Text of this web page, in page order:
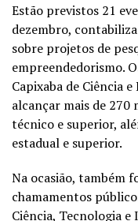
Estão previstos 21
dezembro,
sobre projetos de
empreendedorismo.
Capixaba de Ciência
alcançar mais de
técnico e superior,
estadual e superior.
Na ocasião, também
chamamentos
Ciência, Tecnologia e